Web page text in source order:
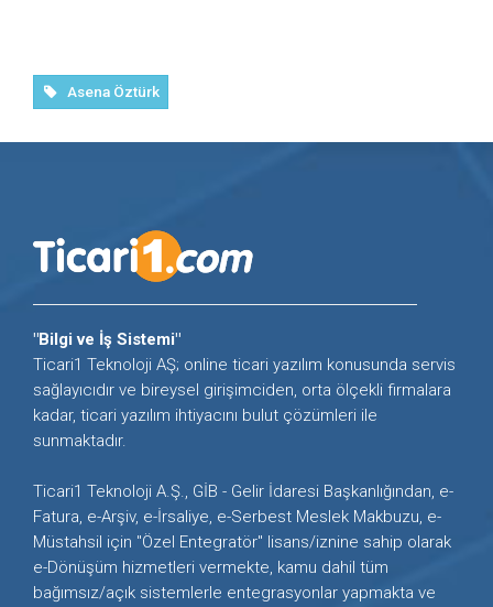
Asena Öztürk
"Bilgi ve İş Sistemi"
Ticari1 Teknoloji AŞ; online ticari yazılım konusunda servis
sağlayıcıdır ve bireysel girişimciden, orta ölçekli firmalara
kadar, ticari yazılım ihtiyacını bulut çözümleri ile
sunmaktadır.
Ticari1 Teknoloji A.Ş., GİB - Gelir İdaresi Başkanlığından, e-
Fatura, e-Arşiv, e-İrsaliye, e-Serbest Meslek Makbuzu, e-
Müstahsil için "Özel Entegratör" lisans/iznine sahip olarak
e-Dönüşüm hizmetleri vermekte, kamu dahil tüm
bağımsız/açık sistemlerle entegrasyonlar yapmakta ve